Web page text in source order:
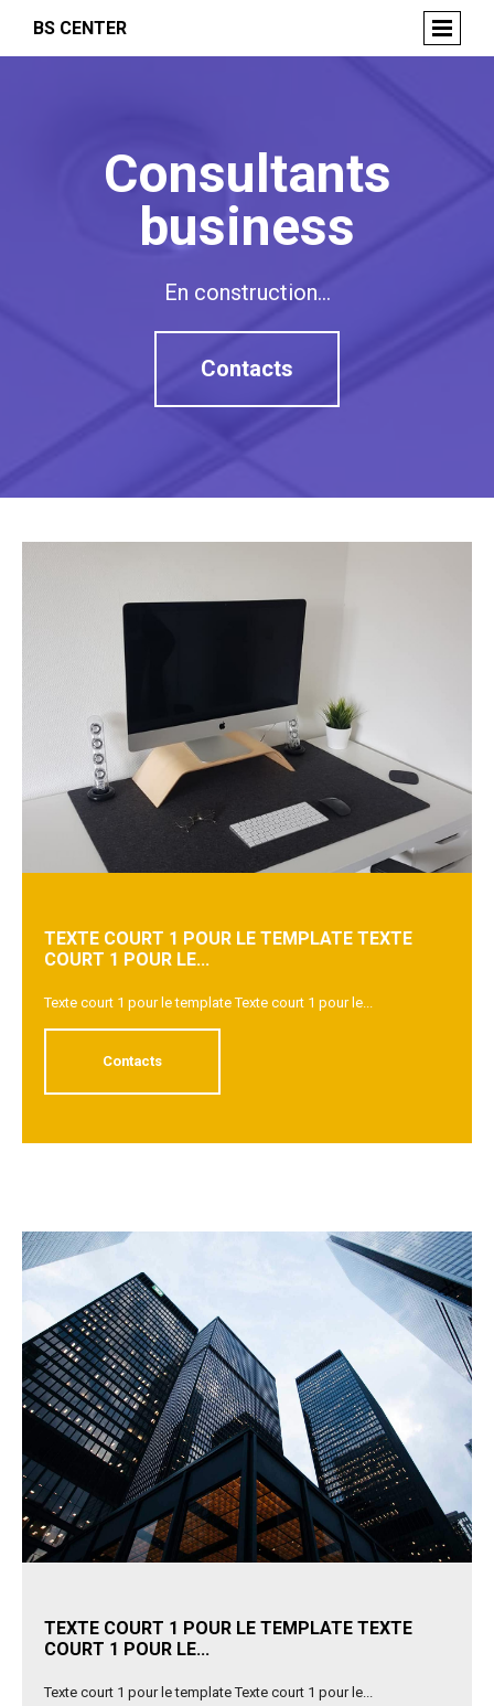
BS CENTER
Consultants
business
En construction...
Contacts
TEXTE COURT 1 POUR LE TEMPLATE TEXTE
COURT 1 POUR LE...
Texte court 1 pour le template Texte court 1 pour le...
Contacts
TEXTE COURT 1 POUR LE TEMPLATE TEXTE
COURT 1 POUR LE...
Texte court 1 pour le template Texte court 1 pour le...